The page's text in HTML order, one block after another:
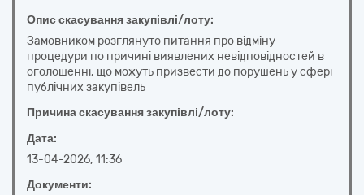
Опис скасування закупівлі/лоту:
Замовником розглянуто питання про відміну
процедури по причині виявлених невідповідностей в
оголошенні, що можуть призвести до порушень у сфері
публічних закупівель
Причина скасування закупівлі/лоту:
Дата:
13-04-2026, 11:36
Документи: